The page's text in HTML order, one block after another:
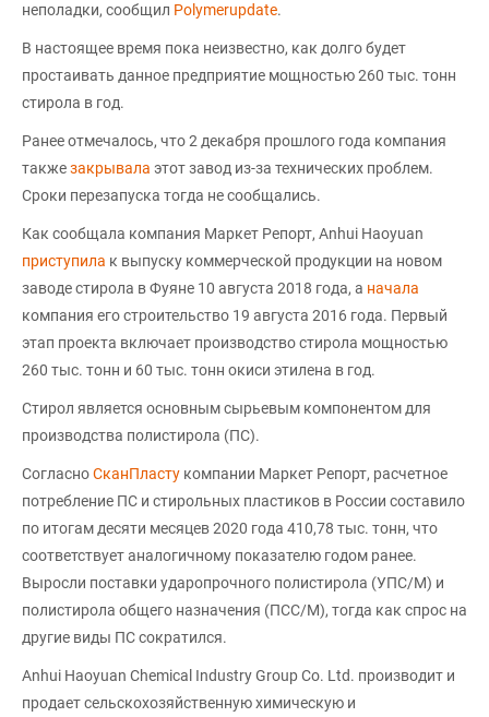
неполадки, сообщил Polymerupdate.
В настоящее время пока неизвестно, как долго будет
простаивать данное предприятие мощностью 260 тыс. тонн
стирола в год.
Ранее отмечалось, что 2 декабря прошлого года компания
такжезакрывала этот завод из-за технических проблем.
Сроки перезапуска тогда не сообщались.
Как сообщала компания Маркет Репорт, Anhui Haoyuan
приступила к выпуску коммерческой продукции на новом
заводе стирола в Фуяне 10 августа 2018 года, а начала
компания его строительство 19 августа 2016 года. Первый
этап проекта включает производство стирола мощностью
260 тыс. тонн и 60 тыс. тонн окиси этилена в год.
Стирол является основным сырьевым компонентом для
производства полистирола (ПС).
СогласноСканПласту компании Маркет Репорт, расчетное
потребление ПС и стирольных пластиков в России составило
по итогам десяти месяцев 2020 года 410,78 тыс. тонн, что
соответствует аналогичному показателю годом ранее.
Выросли поставки ударопрочного полистирола (УПС/М) и
полистирола общего назначения (ПСС/М), тогда как спрос на
другие виды ПС сократился.
Anhui Haoyuan Chemical Industry Group Co. Ltd. производит и
продает сельскохозяйственную химическую и